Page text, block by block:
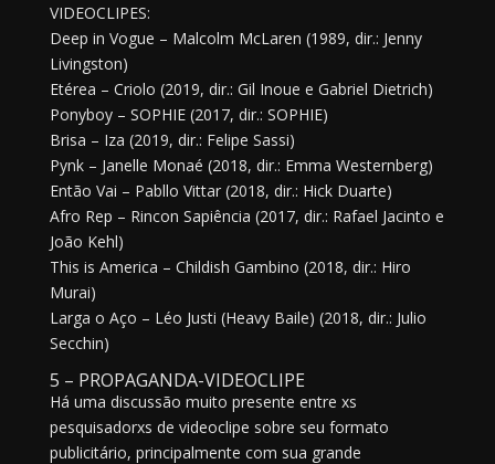
VIDEOCLIPES:
Deep in Vogue – Malcolm McLaren (1989, dir.: Jenny
Livingston)
Etérea – Criolo (2019, dir.: Gil Inoue e Gabriel Dietrich)
Ponyboy – SOPHIE (2017, dir.: SOPHIE)
Brisa – Iza (2019, dir.: Felipe Sassi)
Pynk – Janelle Monaé (2018, dir.: Emma Westernberg)
Então Vai – Pabllo Vittar (2018, dir.: Hick Duarte)
Afro Rep – Rincon Sapiência (2017, dir.: Rafael Jacinto e
João Kehl)
This is America – Childish Gambino (2018, dir.: Hiro
Murai)
Larga o Aço – Léo Justi (Heavy Baile) (2018, dir.: Julio
Secchin)
5 – PROPAGANDA-VIDEOCLIPE
Há uma discussão muito presente entre xs
pesquisadorxs de videoclipe sobre seu formato
publicitário, principalmente com sua grande